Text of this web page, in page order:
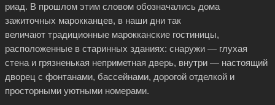
риад. В прошлом этим словом обозначались дома
зажиточных марокканцев, в наши дни так
величают традиционные марокканские гостиницы,
расположенные в старинных зданиях: снаружи — глухая
стена и грязненькая неприметная дверь, внутри — настоящий
дворец с фонтанами, бассейнами, дорогой отделкой и
просторными уютными номерами.